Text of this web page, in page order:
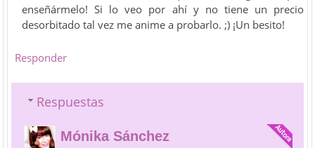
enseñármelo! Si lo veo por ahí y no tiene un precio
desorbitado tal vez me anime a probarlo. ;) ¡Un besito!
Responder
Respuestas
Mónika Sánchez